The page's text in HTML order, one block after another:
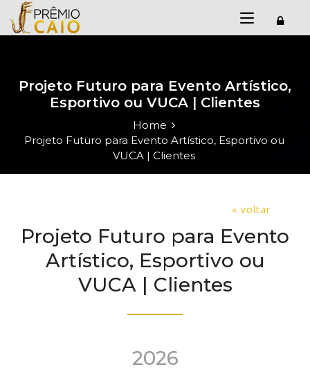
Projeto Futuro para Evento Artístico,
Esportivo ou VUCA | Clientes
Home
Projeto Futuro para Evento Artístico, Esportivo ou
VUCA | Clientes
« voltar
Projeto Futuro para Evento
Artístico, Esportivo ou
VUCA | Clientes
2026